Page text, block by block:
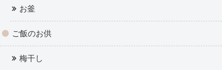
お釜
ご飯のお供
梅干し